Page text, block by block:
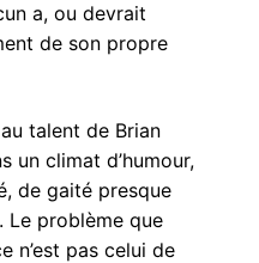
a, ou devrait
de son propre
talent de Brian
un climat d’humour,
de gaité presque
Le problème que
n’est pas celui de